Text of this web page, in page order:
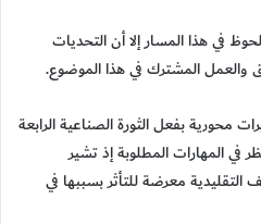
في هذا المسار إلا أن التحديات
والعمل المشترك في هذا الموضوع.
محورية بفعل الثورة الصناعية الرابعة
في المهارات المطلوبة إذ تشير
من الوظائف التقليدية معرضة للتأثر بسببها في